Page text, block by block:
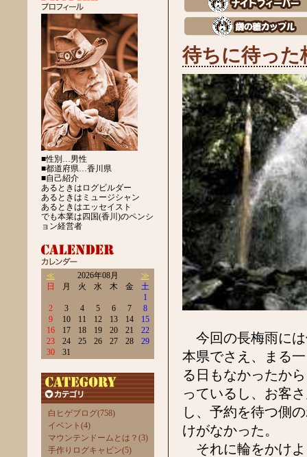
■性別…男性
■都道府県…香川県
■自己紹介
あるときはログビルダー
あるときはミュージシャン
あるときはエッセイスト
でも本業は四国(香川)のペンシ
ョン経営者
≪ 2026年08月
≫
日
月 火 水 木 金
土
1
2
3 4 5 6 7
8
9
10 11 12 13 14
15
16
17 18 19 20 21
22
23
24 25 26 27 28
29
30
31
白ヒゲブログ(758)
イベント(4)
マウンテンドームとは？(3)
手作りログキャビン(5)
待ちに待った
今回の長梅雨には
本県でさえ、まる
る日もなかったか
っているし、お客
し、予約を待つ側
けがなかった。
それに輪をかけよ